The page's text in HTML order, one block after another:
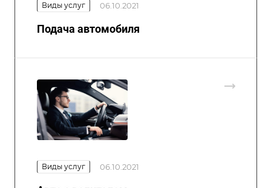
Виды услуг 06.10.2021
Подача автомобиля
Виды услуг 06.10.2021